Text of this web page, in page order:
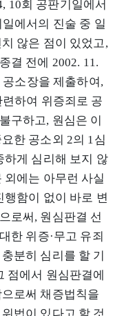
10회 공판기일에서
에서의 진술 중 일
않은 점이 있었고,
결 전에 2002. 11.
소장을 제출하여,
하여 위증죄로 공
구하고, 원심은 이
한 공소외 2의 1심
하게 심리해 보지 않
에는 아무런 사실
함이 없이 바로 변
로써, 원심판결 선
한 위증·무고 유죄
분히 심리를 할 기
점에서 원심판결에
로써 채증법칙을
법이 있다고 할 것